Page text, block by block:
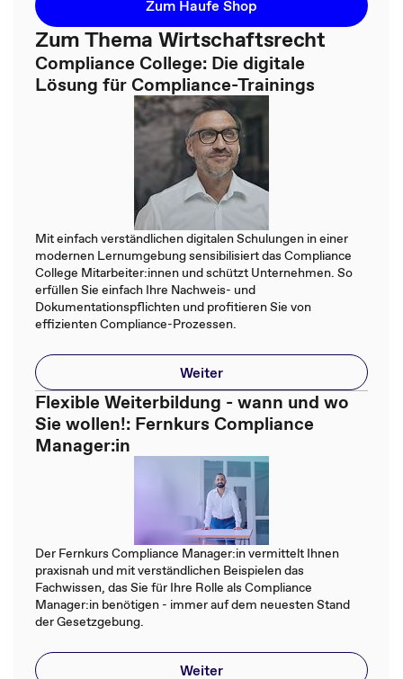
Zum Haufe Shop
Zum Thema Wirtschaftsrecht
Compliance College: Die digitale
Lösung für Compliance-Trainings
Mit einfach verständlichen digitalen Schulungen in einer
modernen Lernumgebung sensibilisiert das Compliance
College Mitarbeiter:innen und schützt Unternehmen. So
erfüllen Sie einfach Ihre Nachweis- und
Dokumentationspflichten und profitieren Sie von
effizienten Compliance-Prozessen.
Weiter
Flexible Weiterbildung - wann und wo
Sie wollen!: Fernkurs Compliance
Manager:in
Der Fernkurs Compliance Manager:in vermittelt Ihnen
praxisnah und mit verständlichen Beispielen das
Fachwissen, das Sie für Ihre Rolle als Compliance
Manager:in benötigen - immer auf dem neuesten Stand
der Gesetzgebung.
Weiter